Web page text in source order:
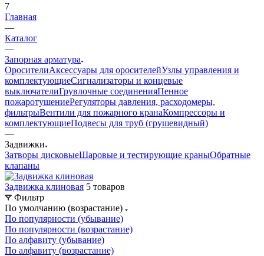
7
Главная
—
Каталог
—
Запорная арматура
ОросителиАксессуары для оросителейУзлы управления и
комплектующиеСигнализаторы и концевые
выключателиГрувлочные соединенияПенное
пожаротушениеРегуляторы давления, расходомеры,
фильтрыВентили для пожарного кранаКомпрессоры и
комплектующиеПодвесы для труб (грушевидный)
—
Задвижки
Затворы дисковыеШаровые и тестирующие краныОбратные
клапаны
Задвижка клиновая 5 товаров
Фильтр
По умолчанию (возрастание)
По популярности (убывание)
По популярности (возрастание)
По алфавиту (убывание)
По алфавиту (возрастание)